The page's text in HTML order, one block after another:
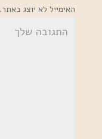
האימייל לא יוצג באתר.